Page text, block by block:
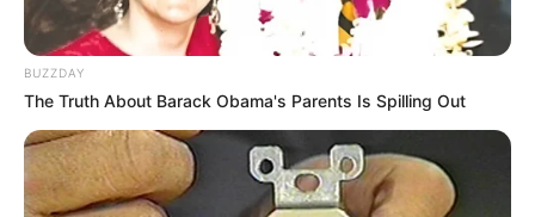
BUZZDAY
The Truth About Barack Obama's Parents Is Spilling Out